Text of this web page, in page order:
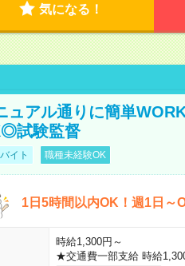
気になる！
ュアル通りに簡単
試験監督
イト 職種未経験OK
1日5時間以内OK！週1日～
時給1,300円～
★交通費一部支給 時給